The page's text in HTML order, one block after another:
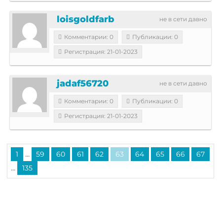
не в сети давно
loisgoldfarb
Комментарии: 0
Публикации: 0
Регистрация: 21-01-2023
не в сети давно
jadaf56720
Комментарии: 0
Публикации: 0
Регистрация: 21-01-2023
1 ... 59 60 61 62 63 64 65 66 67
... 135